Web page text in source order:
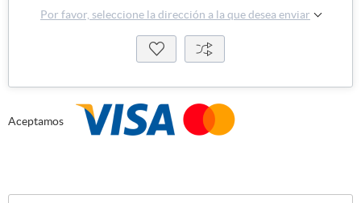
Por favor, seleccione la dirección a la que desea enviar
Aceptamos